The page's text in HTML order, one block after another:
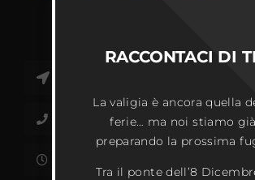
+39 0321 466 931 | +39 0321 458 140
RACCONTACI DI
La valigia è ancora quella
ferie… ma noi stiamo già
preparando la prossima
Tra il ponte dell’8